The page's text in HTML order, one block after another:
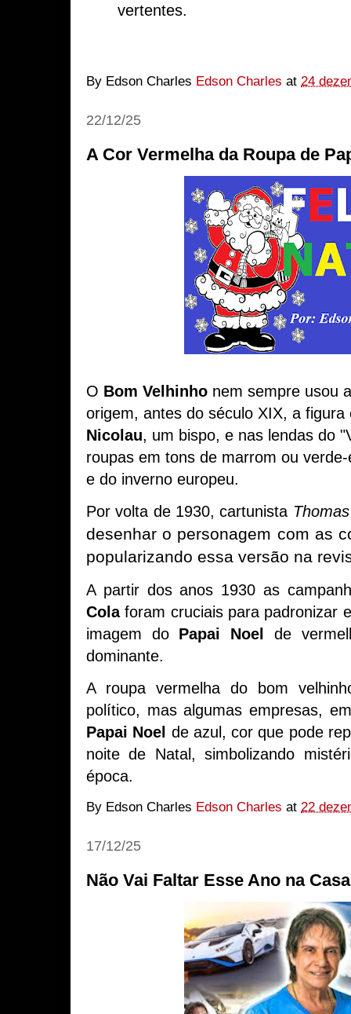
vertentes.
By Edson Charles Edson Charles at 24
22/12/25
A Cor Vermelha da Roupa de
O Bom Velhinho nem sempre usou
origem, antes do século XIX, a
Nicolau, um bispo, e nas lendas do
roupas em tons de marrom ou
e do inverno europeu.
Por volta de 1930, cartunista
desenhar o personagem com as
popularizando essa versão na
A partir dos anos 1930 as
Colaforam cruciais para padronizar
imagem do Papai Noel de
dominante.
A roupa vermelha do bom
político, mas algumas empresas,
Papai Noel de azul, cor que pode
noite de Natal, simbolizando
época.
By Edson Charles Edson Charles at 22
17/12/25
Não Vai Faltar Esse Ano na